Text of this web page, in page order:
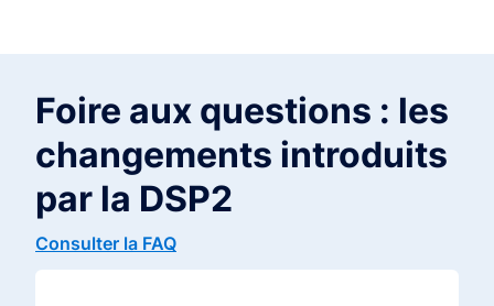
Foire aux questions : les
changements introduits
par la DSP2
Consulter la FAQ